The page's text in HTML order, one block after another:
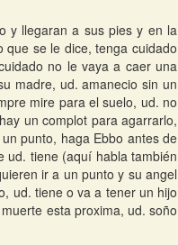
y llegaran a sus pies y en la
se le dice, tenga cuidado
no le vaya a caer una
madre, ud. amanecio sin un
mire para el suelo, ud. no
un complot para agarrarlo,
punto, haga Ebbo antes de
ud. tiene (aquí habla también
ir a un punto y su angel
ud. tiene o va a tener un hijo
esta proxima, ud. soño